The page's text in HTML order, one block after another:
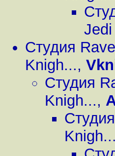
Студия
Knigh...,
Студия
Knigh...,
Knigh...